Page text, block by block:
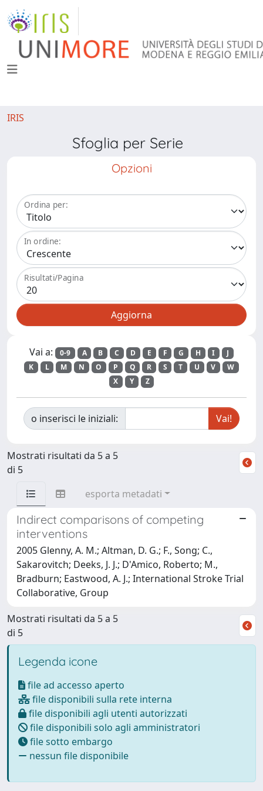
IRIS
Sfoglia per Serie
Opzioni
Ordina per:
In ordine:
Risultati/Pagina
Vai a: 0-9 A B C D E F G H I
J
K
L M N O P Q R S T U V
W
X
Y Z
o inserisci le iniziali:
Mostrati risultati da 5 a 5
di 5
esporta metadati
Indirect comparisons of competing
interventions
2005 Glenny, A. M.; Altman, D. G.; F., Song; C.,
Sakarovitch; Deeks, J. J.; D'Amico, Roberto; M.,
Bradburn; Eastwood, A. J.; International Stroke Trial
Collaborative, Group
Mostrati risultati da 5 a 5
di 5
Legenda icone
file ad accesso aperto
file disponibili sulla rete interna
file disponibili agli utenti autorizzati
file disponibili solo agli amministratori
file sotto embargo
nessun file disponibile